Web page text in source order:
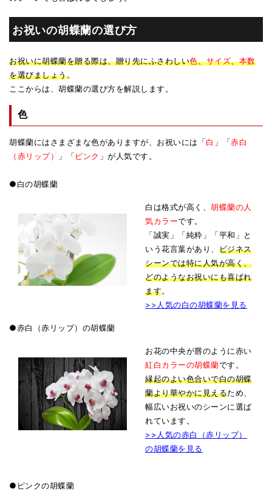
お祝いの胡蝶蘭の選び方
お祝いに胡蝶蘭を贈る際は、贈り先にふさわしい色、サイズ、本数
を選びましょう。
ここからは、胡蝶蘭の選び方を解説します。
色
胡蝶蘭にはさまざまな色がありますが、お祝いには「白 」「赤白
（赤リップ）
」「ピンク 」が人気です。
●白の胡蝶蘭
白は格式が高く、胡蝶蘭の人
気カラーです。
「誠実」「純粋」「平和」と
いう花言葉があり、 ビジネス
シーンでは特に人気が高く、
どのようなお祝いにも喜ばれ
ます。
>>人気の白の胡蝶蘭を見る
●赤白（赤リップ）の胡蝶蘭
お花の中央が唇のように赤い
紅白カラーの胡蝶蘭です。
縁起のよい色合いで白の胡蝶
蘭より華やかに見えるため、
幅広いお祝いのシーンに選ば
れています。
>>人気の赤白（赤リップ）
の胡蝶蘭を見る
●ピンクの胡蝶蘭